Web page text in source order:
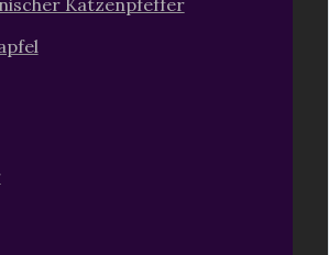
Katzenpfeffer